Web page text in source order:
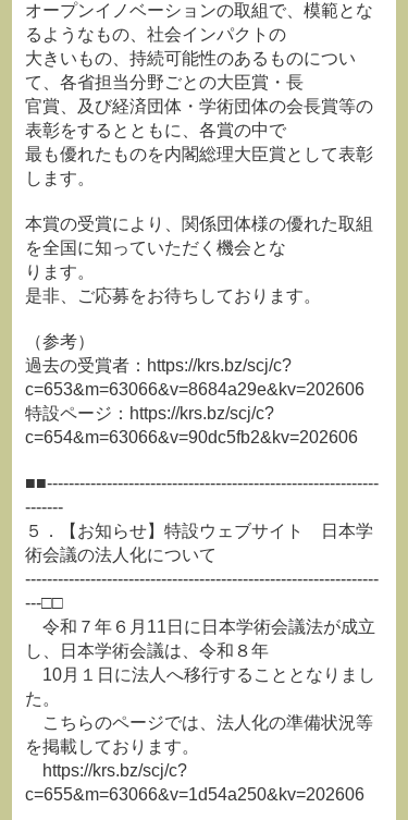
オープンイノベーションの取組で、模範とな
るようなもの、社会インパクトの
大きいもの、持続可能性のあるものについ
て、各省担当分野ごとの大臣賞・長
官賞、及び経済団体・学術団体の会長賞等の
表彰をするとともに、各賞の中で
最も優れたものを内閣総理大臣賞として表彰
します。
本賞の受賞により、関係団体様の優れた取組
を全国に知っていただく機会とな
ります。
是非、ご応募をお待ちしております。
（参考）
過去の受賞者：https://krs.bz/scj/c?
c=653&m=63066&v=8684a29e&kv=202606
特設ページ：https://krs.bz/scj/c?
c=654&m=63066&v=90dc5fb2&kv=202606
■■-------------------------------------------------------------
-------
５．【お知らせ】特設ウェブサイト 日本学
術会議の法人化について
-----------------------------------------------------------------
---□□
令和７年６月11日に日本学術会議法が成立
し、日本学術会議は、令和８年
10月１日に法人へ移行することとなりまし
た。
こちらのページでは、法人化の準備状況等
を掲載しております。
https://krs.bz/scj/c?
c=655&m=63066&v=1d54a250&kv=202606